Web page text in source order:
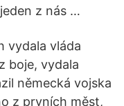
z nás …
vydala vláda
boje, vydala
německá vojska
z prvních měst,